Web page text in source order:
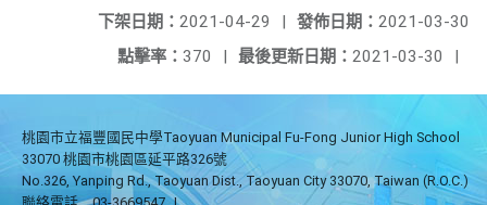
發佈日期： 2021-03-30
下架日期： 2021-04-29
|
最後更新日期： 2021-03-30 |
點擊率： 370 |
桃園市立福豐國民中學Taoyuan Municipal Fu-Fong Junior High School
33070 桃園市桃園區延平路326號
No.326, Yanping Rd., Taoyuan Dist., Taoyuan City 33070, Taiwan (R.O.C.)